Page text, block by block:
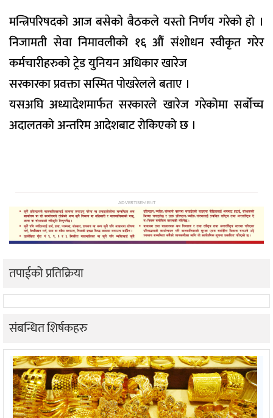
मन्त्रिपरिषदको आज बसेको बैठकले यस्तो निर्णय गरेको हो ।
निजामती सेवा निमावलीको १६ औं संशोधन स्वीकृत गरेर
कर्मचारीहरुको ट्रेड युनियन अधिकार खारेज
सरकारका प्रवक्ता सस्मित पोखरेलले बताए ।
यसअघि अध्यादेशमार्फत सरकारले खारेज गरेकोमा सर्बोच्च
अदालतको अन्तरिम आदेशबाट रोकिएको छ ।
ADVERTISEMENT
तपाईको प्रतिक्रिया
संबन्धित शिर्षकहरु